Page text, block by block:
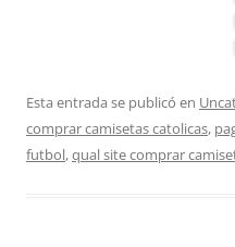
Esta entrada se publicó en
comprar camisetas catolicas,
futbol,qual site comprar